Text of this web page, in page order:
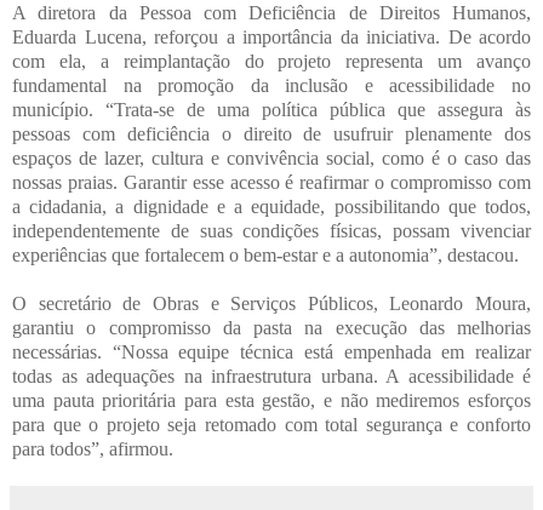
A diretora da Pessoa com Deficiência de Direitos Humanos,
Eduarda Lucena, reforçou a importância da iniciativa. De acordo
com ela, a reimplantação do projeto representa um avanço
fundamental na promoção da inclusão e acessibilidade no
município. “Trata-se de uma política pública que assegura às
pessoas com deficiência o direito de usufruir plenamente dos
espaços de lazer, cultura e convivência social, como é o caso das
nossas praias. Garantir esse acesso é reafirmar o compromisso com
a cidadania, a dignidade e a equidade, possibilitando que todos,
independentemente de suas condições físicas, possam vivenciar
experiências que fortalecem o bem-estar e a autonomia”, destacou.
O secretário de Obras e Serviços Públicos, Leonardo Moura,
garantiu o compromisso da pasta na execução das melhorias
necessárias. “Nossa equipe técnica está empenhada em realizar
todas as adequações na infraestrutura urbana. A acessibilidade é
uma pauta prioritária para esta gestão, e não mediremos esforços
para que o projeto seja retomado com total segurança e conforto
para todos”, afirmou.